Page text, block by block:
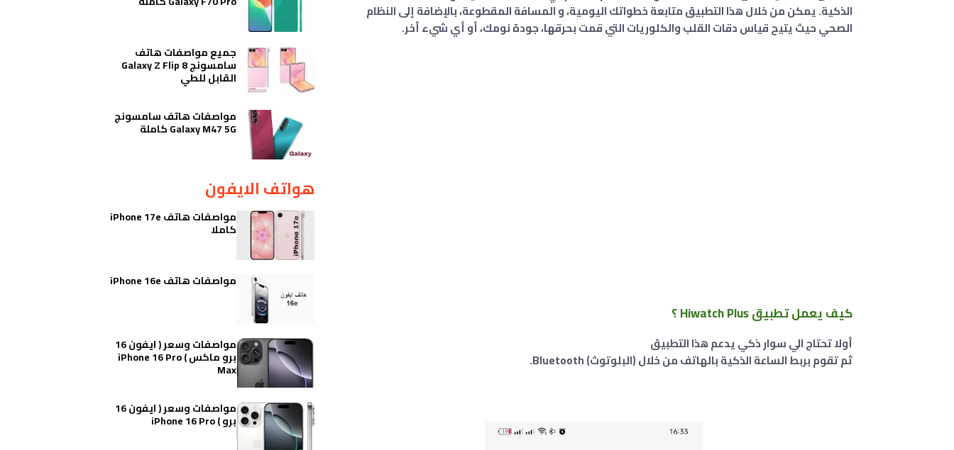
الذكية. يمكن من خلال هذا التطبيق متابعة خطواتك اليومية، و المسافة المقطوعة، بالإضافة إلى النظام
الصحي حيث يتيح قياس دقات القلب والكلوريات التي قمت بحرقها، جودة نومك، أو أي شيء أخر.
كيف يعمل تطبيق Hiwatch Plus ؟
أولا تحتاج الي سوار ذكي يدعم هذا التطبيق
ثم تقوم بربط الساعة الذكية بالهاتف من خلال (البلوتوث) Bluetooth.
جميع مواصفات هاتف
سامسونج Galaxy Z Flip 8
القابل للطي
مواصفات هاتف سامسونج
Galaxy M47 5G كاملة
هواتف الايفون
مواصفات هاتف iPhone 17e
كاملا
مواصفات هاتف iPhone 16e
مواصفات وسعر ( ايفون 16
برو ماكس ) iPhone 16 Pro
Max
مواصفات وسعر ( ايفون 16
برو ) iPhone 16 Pro